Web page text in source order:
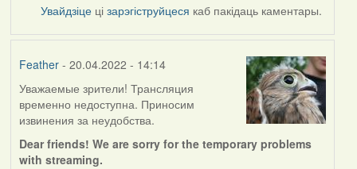
Увайдзіце цізарэгіструйцеся каб пакідаць каментары.
Feather- 20.04.2022 - 14:14
Уважаемые зрители! Трансляция
временно недоступна. Приносим
извинения за неудобства.
Dear friends! We are sorry for the temporary problems
with streaming.